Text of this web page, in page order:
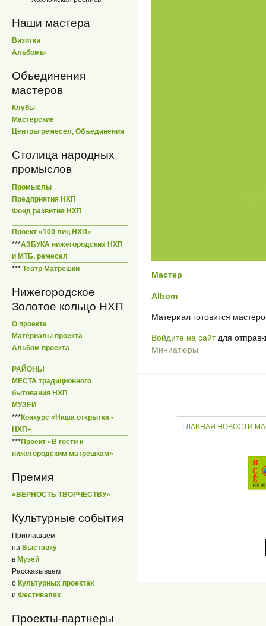
Наши мастера
Визитки
Альбомы
Объединения
мастеров
Клубы
Мастерские
Центры ремесел, Объединения
Столица народных
промыслов
Промыслы
Предприятия НХП
Фонд развития НХП
Проект «100 лиц НХП»
***АЗБУКА нижегородских НХП
и МТБ, ремесел
*** Театр Матрешки
Нижегородское
Золотое кольцо НХП
О проекте
Материалы проекта
Альбом проекта
РАЙОНЫ
МЕСТА традиционного
бытования НХП
МУЗЕИ
***Конкурс «Наша открытка -
НХП»
***Проект «В гости к
нижегородским матрешкам»
Премия
«ВЕРНОСТЬ ТВОРЧЕСТВУ»
Культурные события
Приглашаем
на Выставку
в Музей
Рассказываем
о Культурных проектах
и Фестивалях
Проекты-партнеры
Мастер
Albom
Материал готовится
Войдите на сайтдля
Миниатюры
ГЛАВНАЯ НОВОСТИ